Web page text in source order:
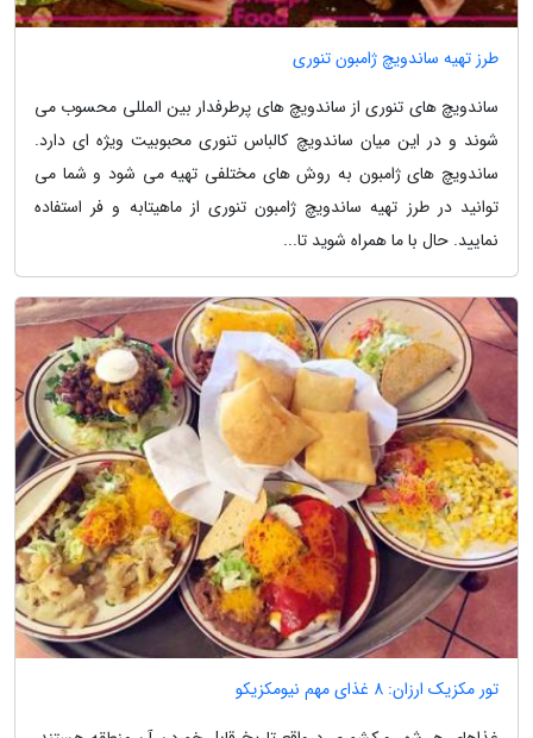
طرز تهیه ساندویچ ژامبون تنوری
ساندویچ های تنوری از ساندویچ های پرطرفدار بین المللی محسوب می
شوند و در این میان ساندویچ کالباس تنوری محبوبیت ویژه ای دارد.
ساندویچ های ژامبون به روش های مختلفی تهیه می شود و شما می
توانید در طرز تهیه ساندویچ ژامبون تنوری از ماهیتابه و فر استفاده
نمایید. حال با ما همراه شوید تا...
تور مکزیک ارزان: 8 غذای مهم نیومکزیکو